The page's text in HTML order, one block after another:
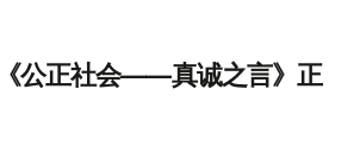
公正社会——真诚之言》正